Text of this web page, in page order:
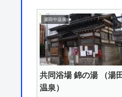
湯田中温泉
共同浴場 錦の湯 （湯
温泉）